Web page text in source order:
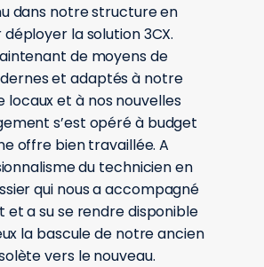
dans notre structure en
la solution 3CX.
de moyens de
et adaptés à notre
et à nos nouvelles
s’est opéré à budget
offre bien travaillée. A
du technicien en
qui nous a accompagné
et a su se rendre disponible
la bascule de notre ancien
vers le nouveau.